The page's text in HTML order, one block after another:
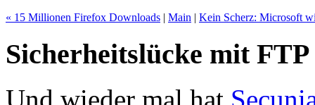
« 15 Millionen Firefox Downloads | Main | Kein Scherz: Microsoft
Sicherheitslücke mit